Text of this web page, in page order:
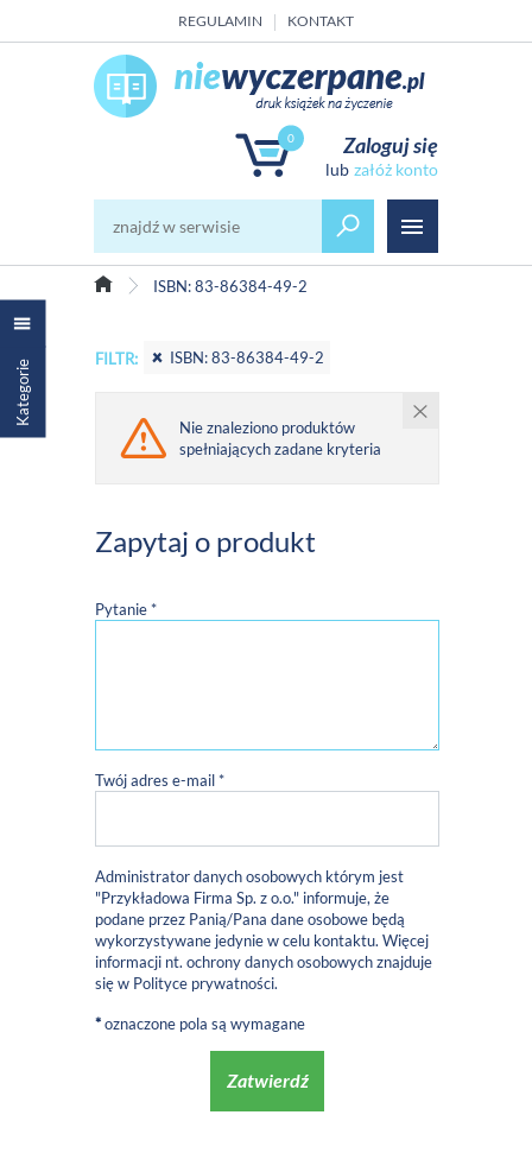
REGULAMIN KONTAKT
0 Zaloguj się
załóż konto
ISBN: 83-86384-49-2
Kategorie FILTR: ISBN: 83-86384-49-2
Nie znaleziono produktów
spełniających zadane kryteria
Zapytaj o produkt
Pytanie *
Twój adres e-mail *
Administrator danych osobowych którym jest
"Przykładowa Firma Sp. z o.o." informuje, że
podane przez Panią/Pana dane osobowe będą
wykorzystywane jedynie w celu kontaktu. Więcej
informacji nt. ochrony danych osobowych znajduje
się w Polityce prywatności.
*oznaczone pola są wymagane
Zatwierdź